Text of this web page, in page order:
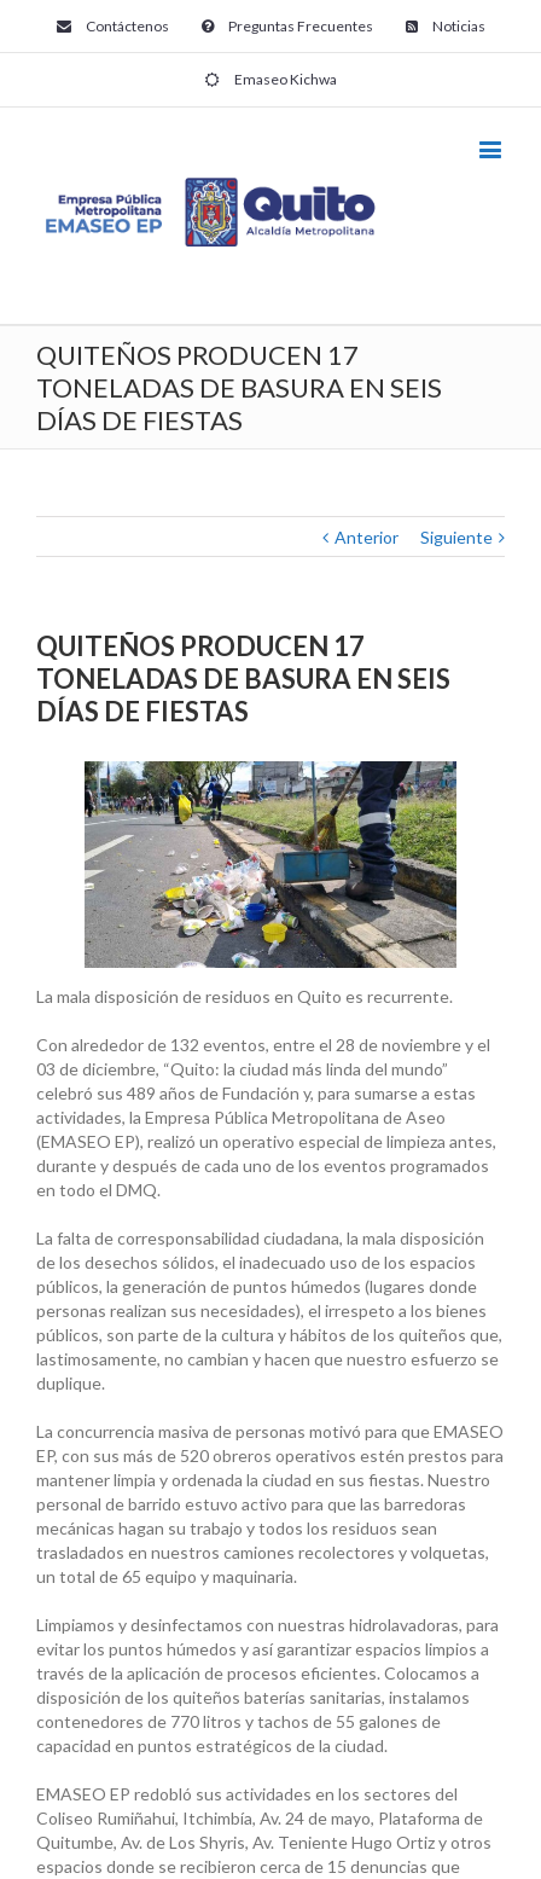
Contáctenos Preguntas Frecuentes Noticias
Emaseo Kichwa
QUITEÑOS PRODUCEN 17
TONELADAS DE BASURA EN SEIS
DÍAS DE FIESTAS
Anterior Siguiente
QUITEÑOS PRODUCEN 17
TONELADAS DE BASURA EN SEIS
DÍAS DE FIESTAS
La mala disposición de residuos en Quito es recurrente.
Con alrededor de 132 eventos, entre el 28 de noviembre y el
03 de diciembre, “Quito: la ciudad más linda del mundo”
celebró sus 489 años de Fundación y, para sumarse a estas
actividades, la Empresa Pública Metropolitana de Aseo
(EMASEO EP), realizó un operativo especial de limpieza antes,
durante y después de cada uno de los eventos programados
en todo el DMQ.
La falta de corresponsabilidad ciudadana, la mala disposición
de los desechos sólidos, el inadecuado uso de los espacios
públicos, la generación de puntos húmedos (lugares donde
personas realizan sus necesidades), el irrespeto a los bienes
públicos, son parte de la cultura y hábitos de los quiteños que,
lastimosamente, no cambian y hacen que nuestro esfuerzo se
duplique.
La concurrencia masiva de personas motivó para que EMASEO
EP, con sus más de 520 obreros operativos estén prestos para
mantener limpia y ordenada la ciudad en sus fiestas. Nuestro
personal de barrido estuvo activo para que las barredoras
mecánicas hagan su trabajo y todos los residuos sean
trasladados en nuestros camiones recolectores y volquetas,
un total de 65 equipo y maquinaria.
Limpiamos y desinfectamos con nuestras hidrolavadoras, para
evitar los puntos húmedos y así garantizar espacios limpios a
través de la aplicación de procesos eficientes. Colocamos a
disposición de los quiteños baterías sanitarias, instalamos
contenedores de 770 litros y tachos de 55 galones de
capacidad en puntos estratégicos de la ciudad.
EMASEO EP redobló sus actividades en los sectores del
Coliseo Rumiñahui, Itchimbía, Av. 24 de mayo, Plataforma de
Quitumbe, Av. de Los Shyris, Av. Teniente Hugo Ortiz y otros
espacios donde se recibieron cerca de 15 denuncias que